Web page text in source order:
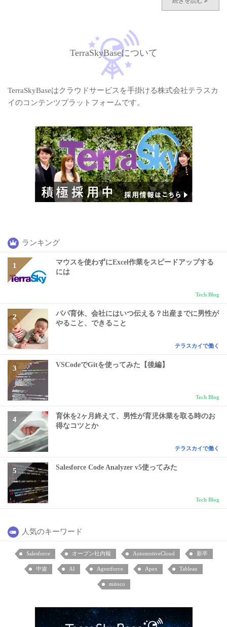
TerraSkyBaseについて
TerraSkyBaseはクラウドサービスを手掛ける株式会社テラスカ
イのコンテンツプラットフォームです。
ランキング
マウスを使わずにExcel作業をスピードアップする
には
Tech Blog
パパ育休、会社にはいつ伝える？出産までに男性が
やること、できること
テラスカイで働く
VSCodeでGitを使ってみた【後編】
Tech Blog
育休を2ヶ月終えて、男性が育児休業を取る時のお
得なコツとか
テラスカイで働く
Salesforce Code Analyzer v5使ってみた
Tech Blog
人気のキーワード
Salesforce オープン社内報 AutomotiveCloud 新卒
中途 AI Agentforce Apex Tableau
mitoco